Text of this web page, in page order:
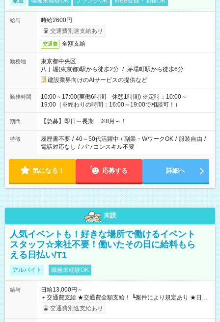
給与
時給2600円
交通費別途支給あり
交通費 全額支給
勤務地
東京都中央区
八丁堀(東京都)駅から徒歩2分 / 茅場町駅から徒歩6分
建設業界向けのAIサービスの提供など
勤務時間
10:00～17:00(実働6時間 休憩1時間) ※定時：10:00～
19:00（※終わりの時間：16:00～19:00で相談可！）
期間 【急募】即日～長期 ※8月～！
特徴 履歴書不要 / 40～50代活躍中 / 副業・WワークOK / 服装自由 /
電話対応なし / パソコンスキル不要
気になる！ 応募する 詳細へ
未読
人気イベントも！好きな場所で働けるイベント
スタッフ☆来社不要！働いたその日に給料もら
える日払い/T1
アルバイト 職種未経験OK
給与
日給13,000円～
＋交通費支給 ★交通費全額支給！ ┗案件により規定あり ★日払
いOK！（規定あり） ┗働いたその日に現金GET♪ お仕事後はコ
ンビニATMから 日払い分を引き落とせます！ 【試用期間】試
交通費別途支給あり